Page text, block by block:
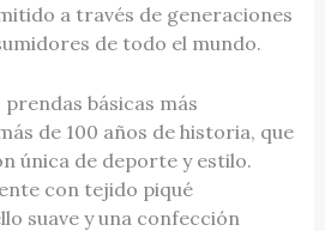
a través de generaciones
de todo el mundo.
prendas básicas más
de 100 años de historia, que
única de deporte y estilo.
con tejido piqué
suave y una confección